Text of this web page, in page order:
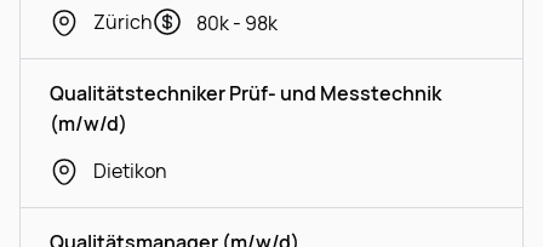
Zürich
80k - 98k
Qualitätstechniker Prüf- und Messtechnik
(m/w/d)
Dietikon